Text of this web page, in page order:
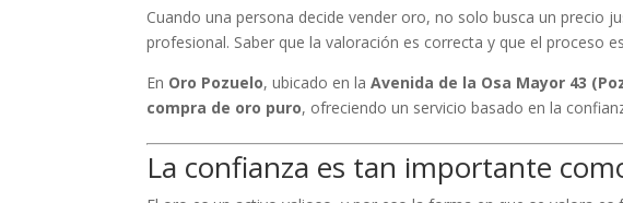
Cuando una persona decide vender oro, no solo busca un precio
profesional. Saber que la valoración es correcta y que el proceso
En Oro Pozuelo, ubicado en laAvenida de la Osa Mayor 43
compra de oro puro, ofreciendo un servicio basado en la
La confianza es tan importante